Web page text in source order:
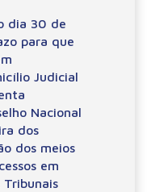
dia 30 de
para que
Judicial
Nacional
dos
dos meios
em